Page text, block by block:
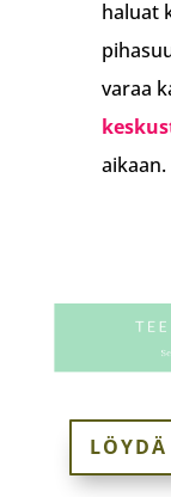
haluat
varaa
aikaan.